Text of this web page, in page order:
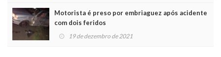
Motorista é preso por embriaguez após acidente
com dois feridos
19 de dezembro de 2021